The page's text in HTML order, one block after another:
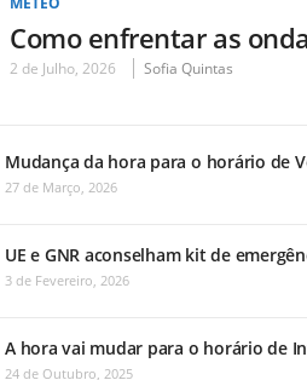
Como enfrentar as
2 de Julho, 2026 Sofia Quintas
Mudança da hora para o horário de
27 de Março, 2026
UE e GNR aconselham kit de
3 de Fevereiro, 2026
A hora vai mudar para o horário de
24 de Outubro, 2025